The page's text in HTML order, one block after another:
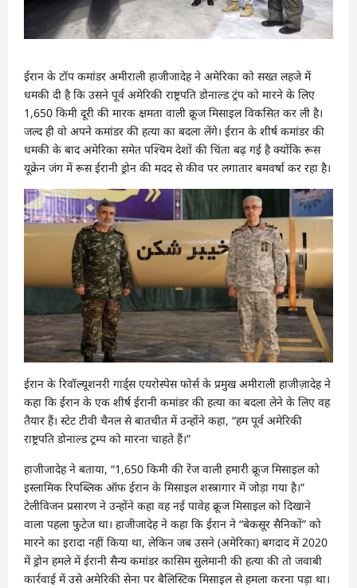
ईरान के टॉप कमांडर अमीराली हाजीजादेह ने अमेरिका को सख्त लहजे में
धमकी दी है कि उसने पूर्व अमेरिकी राष्ट्रपति डोनाल्ड ट्रंप को मारने के लिए
1,650 किमी दूरी की मारक क्षमता वाली क्रूज मिसाइल विकसित कर ली है।
जल्द ही वो अपने कमांडर की हत्या का बदला लेंगे। ईरान के शीर्ष कमांडर की
धमकी के बाद अमेरिका समेत पश्चिम देशों की चिंता बढ़ गई है क्योंकि रूस
यूक्रेन जंग में रूस ईरानी ड्रोन की मदद से कीव पर लगातार बमवर्षा कर रहा है।
ईरान के रिवॉल्यूशनरी गार्ड्स एयरोस्पेस फोर्स के प्रमुख अमीराली हाजीज़ादेह ने
कहा कि ईरान के एक शीर्ष ईरानी कमांडर की हत्या का बदला लेने के लिए वह
तैयार हैं। स्टेट टीवी चैनल से बातचीत में उन्होंने कहा, “हम पूर्व अमेरिकी
राष्ट्रपति डोनाल्ड ट्रम्प को मारना चाहते हैं।”
हाजीजादेह ने बताया, “1,650 किमी की रेंज वाली हमारी क्रूज मिसाइल को
इस्लामिक रिपब्लिक ऑफ ईरान के मिसाइल शस्त्रागार में जोड़ा गया है।”
टेलीविजन प्रसारण ने उन्होंने कहा वह नई पावेह क्रूज मिसाइल को दिखाने
वाला पहला फुटेज था। हाजीजादेह ने कहा कि ईरान ने “बेकसूर सैनिकों” को
मारने का इरादा नहीं किया था, लेकिन जब उसने (अमेरिका) बगदाद में 2020
में ड्रोन हमले में ईरानी सैन्य कमांडर कासिम सुलेमानी की हत्या की तो जवाबी
कार्रवाई में उसे अमेरिकी सेना पर बैलिस्टिक मिसाइल से हमला करना पड़ा था।